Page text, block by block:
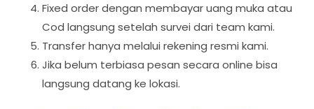
Fixed order dengan membayar uang muka atau
Cod langsung setelah survei dari team kami.
Transfer hanya melalui rekening resmi kami.
Jika belum terbiasa pesan secara online bisa
langsung datang ke lokasi.